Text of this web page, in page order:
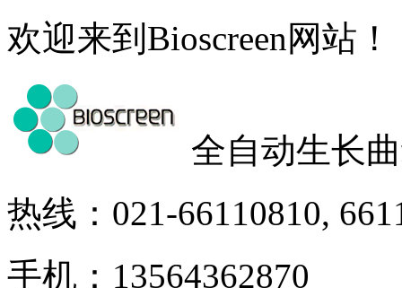
欢迎来到Bioscreen网站！
全自动生长
热线：021-66110810,
手机：13564362870